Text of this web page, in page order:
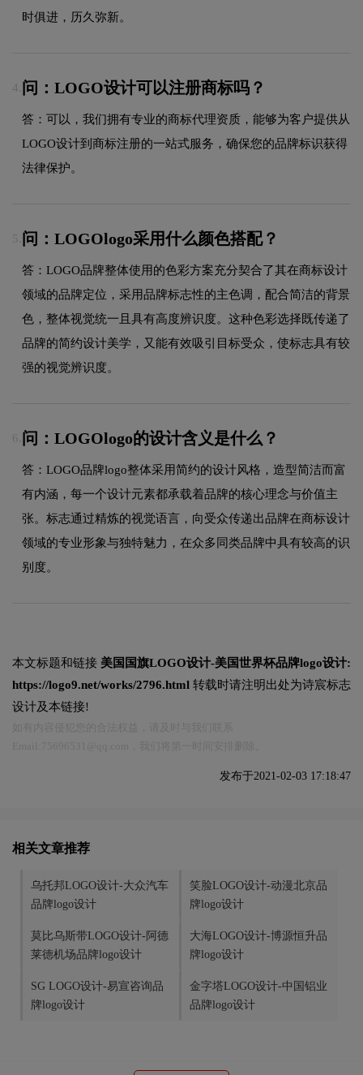
时俱进，历久弥新。
4. 问：LOGO设计可以注册商标吗？
答：可以，我们拥有专业的商标代理资质，能够为客户提供从
LOGO设计到商标注册的一站式服务，确保您的品牌标识获得
法律保护。
5. 问：LOGOlogo采用什么颜色搭配？
答：LOGO品牌整体使用的色彩方案充分契合了其在商标设计
领域的品牌定位，采用品牌标志性的主色调，配合简洁的背景
色，整体视觉统一且具有高度辨识度。这种色彩选择既传递了
品牌的简约设计美学，又能有效吸引目标受众，使标志具有较
强的视觉辨识度。
6. 问：LOGOlogo的设计含义是什么？
答：LOGO品牌logo整体采用简约的设计风格，造型简洁而富
有内涵，每一个设计元素都承载着品牌的核心理念与价值主
张。标志通过精炼的视觉语言，向受众传递出品牌在商标设计
领域的专业形象与独特魅力，在众多同类品牌中具有较高的识
别度。
本文标题和链接 美国国旗LOGO设计-美国世界杯品牌logo设计:
https://logo9.net/works/2796.html 转载时请注明出处为诗宸标志
设计及本链接!
发布于2021-02-03 17:18:47
相关文章推荐
乌托邦LOGO设计-大众汽车
品牌logo设计
笑脸LOGO设计-动漫北京品
牌logo设计
莫比乌斯带LOGO设计-阿德
莱德机场品牌logo设计
大海LOGO设计-博源恒升品
牌logo设计
SG LOGO设计-易宣咨询品
牌logo设计
金字塔LOGO设计-中国铝业
品牌logo设计